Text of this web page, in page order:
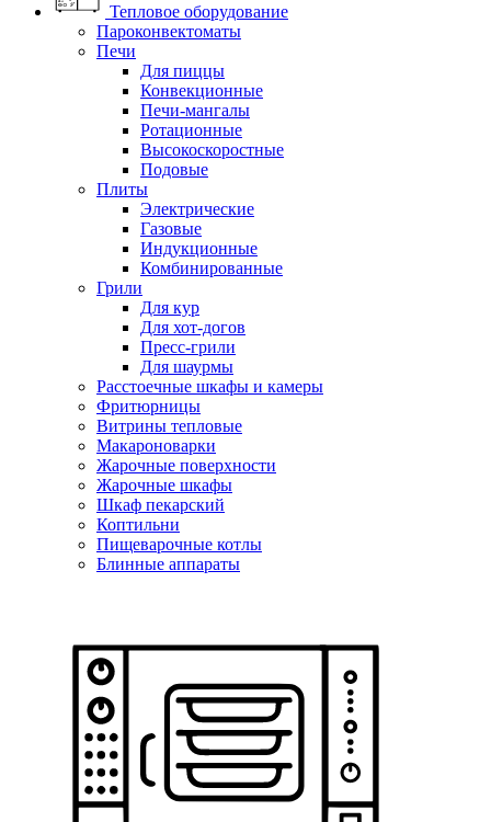
Тепловое оборудование
Пароконвектоматы
Печи
Для пиццы
Конвекционные
Печи-мангалы
Ротационные
Высокоскоростные
Подовые
Плиты
Электрические
Газовые
Индукционные
Комбинированные
Грили
Для кур
Для хот-догов
Пресс-грили
Для шаурмы
Расстоечные шкафы и камеры
Фритюрницы
Витрины тепловые
Макароноварки
Жарочные поверхности
Жарочные шкафы
Шкаф пекарский
Коптильни
Пищеварочные котлы
Блинные аппараты